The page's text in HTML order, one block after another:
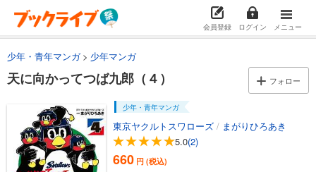
会員登録 ログイン メニュー
少年・青年マンガ 少年マンガ
天に向かってつば九郎（４） フォロー
少年・青年マンガ
東京ヤクルトスワローズ / まがりひろあき
5.0(2)
660 円 (税込)